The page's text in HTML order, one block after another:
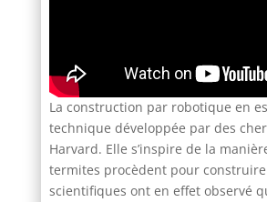
La construction par robotique en
technique développée par des
Harvard. Elle s’inspire de la
termites procèdent pour
scientifiques ont en effet observé